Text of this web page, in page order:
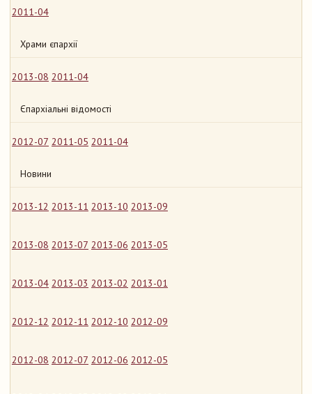
2011-04
Храми єпархії
2013-08 2011-04
Єпархіальні відомості
2012-07 2011-05 2011-04
Новини
2013-12 2013-11 2013-10 2013-09
2013-08 2013-07 2013-06 2013-05
2013-04 2013-03 2013-02 2013-01
2012-12 2012-11 2012-10 2012-09
2012-08 2012-07 2012-06 2012-05